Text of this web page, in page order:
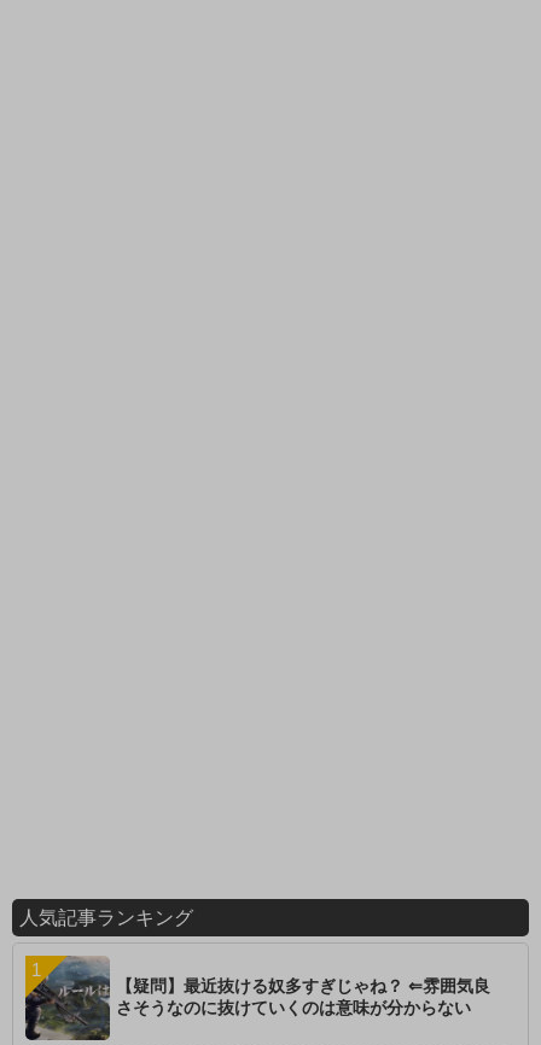
人気記事ランキング
【疑問】最近抜ける奴多すぎじゃね？ ⇐雰囲気良
さそうなのに抜けていくのは意味が分からない